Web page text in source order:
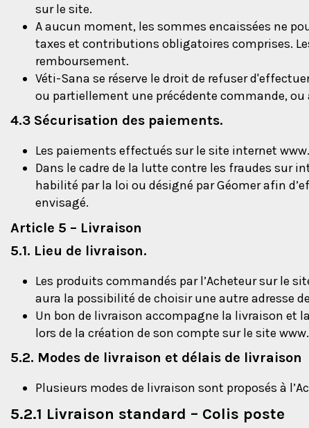
sur le site.
A aucun moment, les sommes encaissées ne
taxes et contributions obligatoires comprises.
remboursement.
Véti-Sana se réserve le droit de refuser
ou partiellement une précédente commande,
4.3 Sécurisation des paiements.
Les paiements effectués sur le site internet
Dans le cadre de la lutte contre les fraudes sur
habilité par la loi ou désigné par Géomer afin
envisagé.
Article 5 – Livraison
5.1. Lieu de livraison.
Les produits commandés par l’Acheteur sur le
aura la possibilité de choisir une autre adresse
Un bon de livraison accompagne la livraison et
lors de la création de son compte sur le site
5.2. Modes de livraison et délais de livraison
Plusieurs modes de livraison sont proposés à
5.2.1 Livraison standard – Colis poste